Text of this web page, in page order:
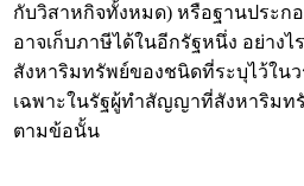
กับวิสาหกิจทั้งหมด) หรือฐานประก
อาจเก็บภาษีได้ในอีกรัฐหนึ่ง อย่าง
สังหาริมทรัพย์ของชนิดที่ระบุไว้ในว
เฉพาะในรัฐผู้ทำสัญญาที่สังหาริมท
ตามข้อนั้น